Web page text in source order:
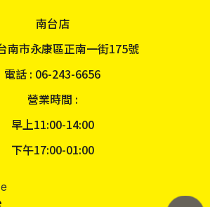
南台店
南市永康區正南一街175號
電話 : 06-243-6656
營業時間 :
早上11:00-14:00
下午17:00-01:00